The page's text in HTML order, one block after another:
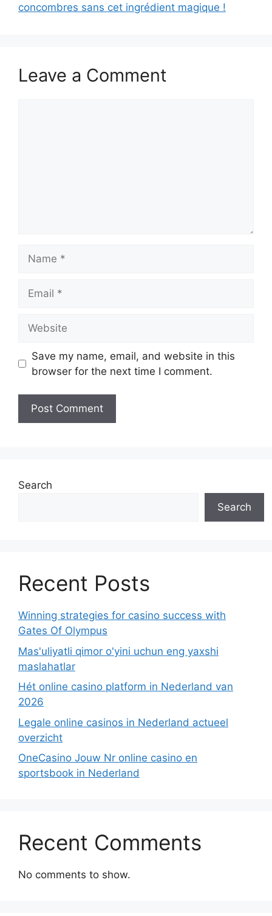
concombres sans cet ingrédient magique !
Leave a Comment
Save my name, email, and website in this
browser for the next time I comment.
Search
Search
Recent Posts
Winning strategies for casino success with
Gates Of Olympus
Mas'uliyatli qimor o'yini uchun eng yaxshi
maslahatlar
Hét online casino platform in Nederland van
2026
Legale online casinos in Nederland actueel
overzicht
OneCasino Jouw Nr online casino en
sportsbook in Nederland
Recent Comments
No comments to show.